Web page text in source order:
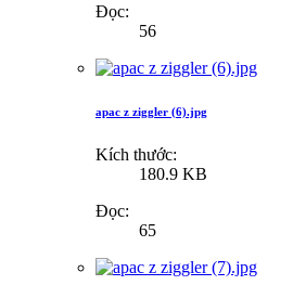
Đọc:
56
apac z ziggler (6).jpg
Kích thước:
180.9 KB
Đọc:
65